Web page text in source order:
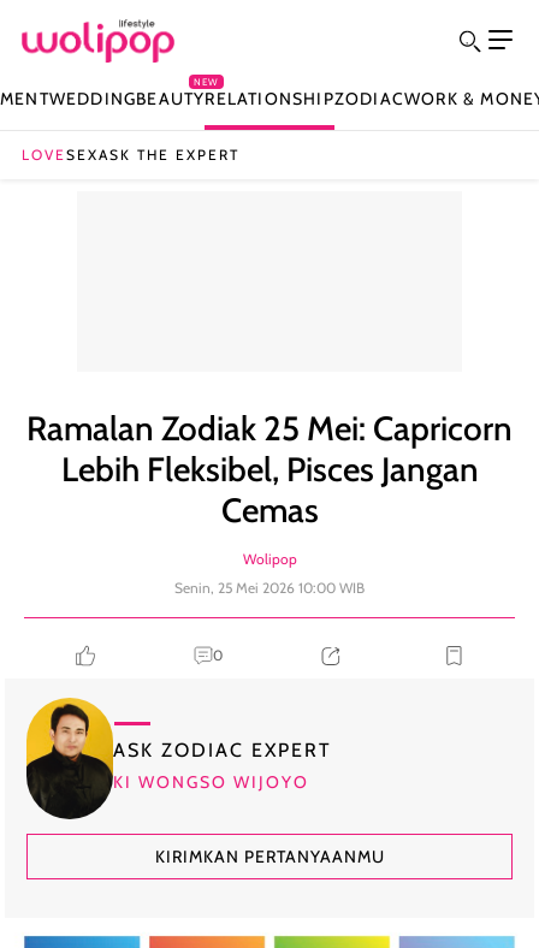
WEDDINGBEAUTY
NEW
RELATIONSHIPZODIACWORK &
LOVESEXASK THE EXPERT
Ramalan Zodiak 25 Mei: Capricorn
Lebih Fleksibel, Pisces Jangan
Cemas
Wolipop
Senin, 25 Mei 2026 10:00 WIB
0
ASK ZODIAC EXPERT
KI WONGSO WIJOYO
KIRIMKAN PERTANYAANMU